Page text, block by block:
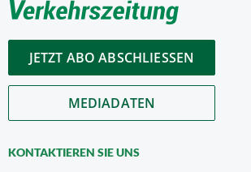
JETZT ABO ABSCHLIESSEN
MEDIADATEN
KONTAKTIEREN SIE UNS